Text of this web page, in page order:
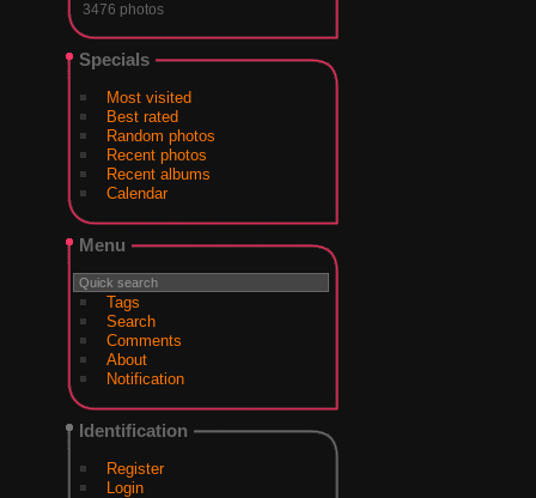
3476 photos
Specials
Most visited
Best rated
Random photos
Recent photos
Recent albums
Calendar
Menu
Tags
Search
Comments
About
Notification
Identification
Register
Login